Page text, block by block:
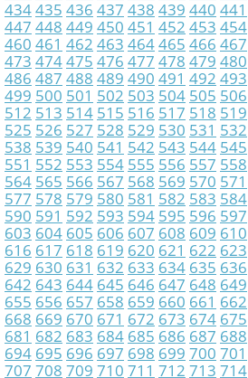
434435 436 437 438 439 440 441
447 448 449 450 451 452 453 454
460 461 462 463 464465 466 467
473 474475 476 477 478 479 480
486 487 488 489 490 491 492 493
499 500 501 502 503 504 505 506
512 513 514 515 516 517 518 519
525 526 527 528 529 530 531 532
538 539 540 541 542 543 544 545
551 552 553 554 555 556 557 558
564 565 566 567 568 569 570 571
577 578 579 580 581 582 583 584
590 591 592 593 594 595 596 597
603 604 605 606 607 608 609 610
616 617 618 619 620 621 622 623
629 630 631 632 633 634 635 636
642 643 644 645 646 647 648 649
655 656 657 658 659 660 661 662
668 669 670 671 672 673 674 675
681 682 683 684 685 686 687 688
694 695 696 697 698 699 700 701
707 708 709 710 711 712 713 714